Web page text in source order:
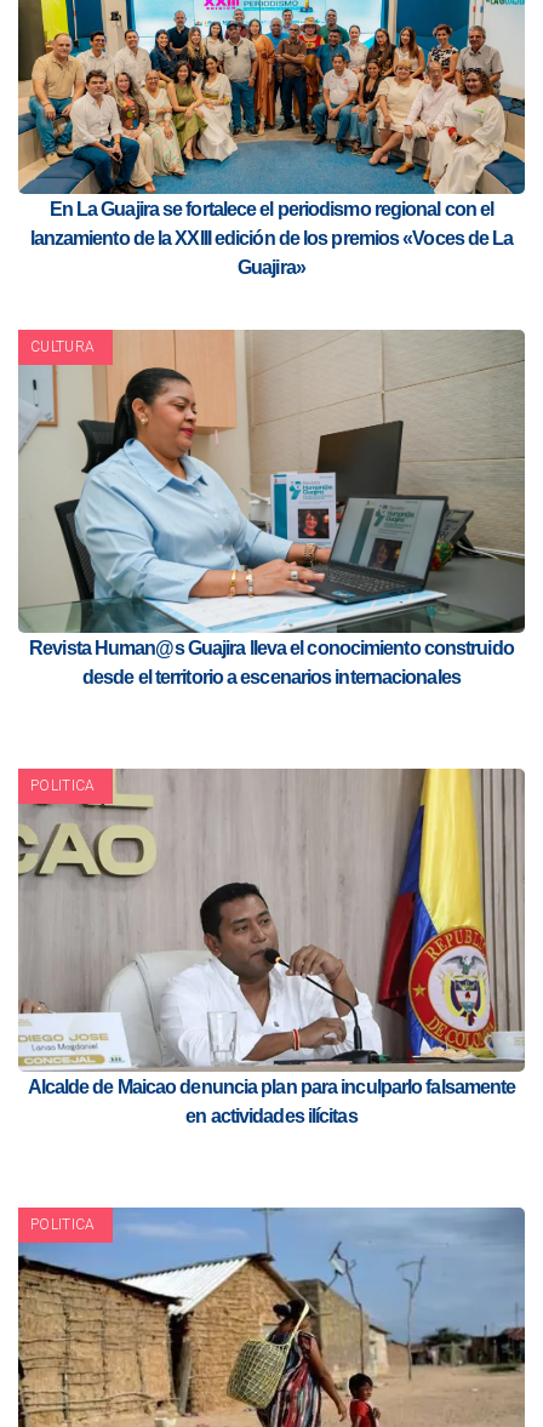
En La Guajira se fortalece el periodismo regional con el
lanzamiento de la XXIII edición de los premios «Voces de La
Guajira»
CULTURA
Revista Human@s Guajira lleva el conocimiento construido
desde el territorio a escenarios internacionales
POLITICA
Alcalde de Maicao denuncia plan para inculparlo falsamente
en actividades ilícitas
POLITICA